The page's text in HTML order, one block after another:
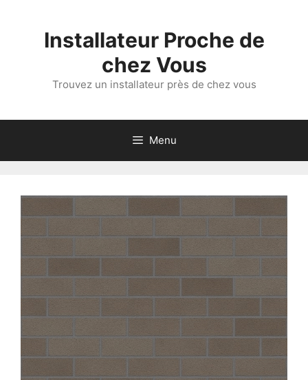
Installateur Proche de
chez Vous
Trouvez un installateur près de chez vous
Menu